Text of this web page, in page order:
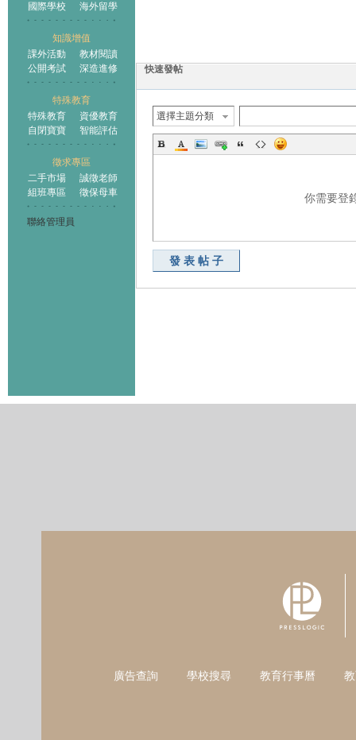
國際學校
海外留學
知識增值
課外活動
教材閱讀
公開考試
深造進修
特殊教育
特殊教育
資優教育
自閉寶寶
智能評估
徵求專區
二手市場
誠徵老師
組班專區
徵保母車
聯絡管理員
快速發帖
選擇主題分類
你需要登
發表帖子
廣告查詢 學校搜尋 教育行事曆